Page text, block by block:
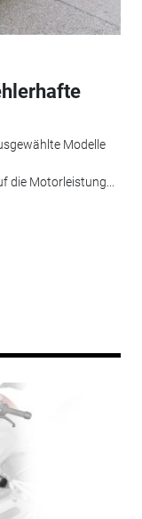
Modelle
die Motorleistung...